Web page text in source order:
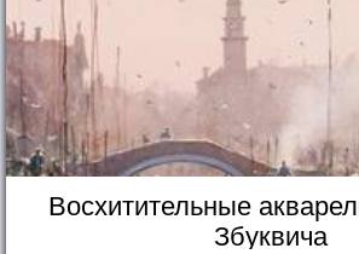
Восхитительные
Збуквича